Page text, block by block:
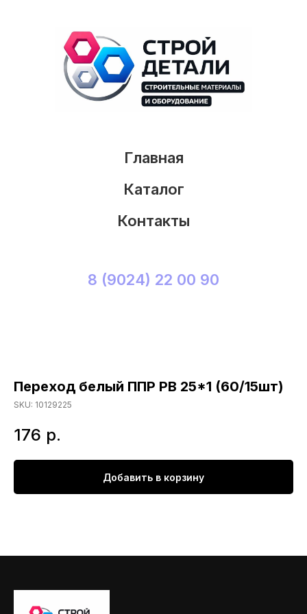
Главная
Каталог
Контакты
8 (9024) 22 00 90
Переход белый ППР РВ 25*1 (60/15шт)
SKU: 10129225
176 р.
Добавить в корзину